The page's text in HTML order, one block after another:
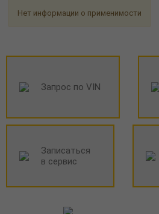
Нет информации о применимости
Запрос по VIN
Записаться
в сервис